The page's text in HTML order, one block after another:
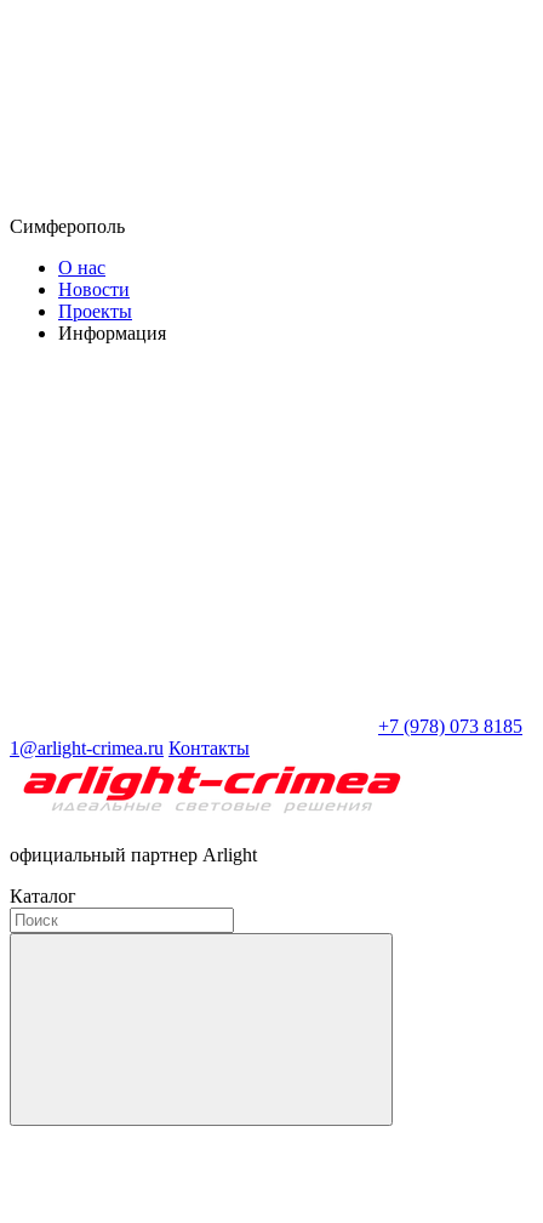
Симферополь
О нас
Новости
Проекты
Информация
+7 (978) 073 8185
1@arlight-crimea.ru Контакты
официальный партнер Arlight
Каталог